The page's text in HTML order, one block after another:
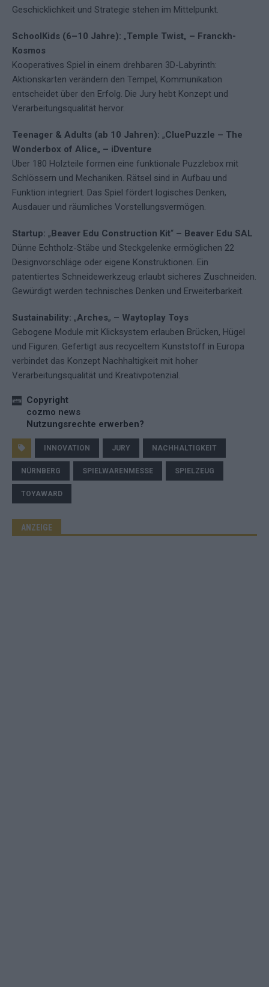
Geschicklichkeit und Strategie stehen im Mittelpunkt.
SchoolKids (6–10 Jahre): „Temple Twist„ – Franckh-
Kosmos
Kooperatives Spiel in einem drehbaren 3D-Labyrinth:
Aktionskarten verändern den Tempel, Kommunikation
entscheidet über den Erfolg. Die Jury hebt Konzept und
Verarbeitungsqualität hervor.
Teenager & Adults (ab 10 Jahren): „CluePuzzle – The
Wonderbox of Alice„ – iDventure
Über 180 Holzteile formen eine funktionale Puzzlebox mit
Schlössern und Mechaniken. Rätsel sind in Aufbau und
Funktion integriert. Das Spiel fördert logisches Denken,
Ausdauer und räumliches Vorstellungsvermögen.
Startup: „Beaver Edu Construction Kit“ – Beaver Edu SAL
Dünne Echtholz-Stäbe und Steckgelenke ermöglichen 22
Designvorschläge oder eigene Konstruktionen. Ein
patentiertes Schneidewerkzeug erlaubt sicheres Zuschneiden.
Gewürdigt werden technisches Denken und Erweiterbarkeit.
Sustainability: „Arches„ – Waytoplay Toys
Gebogene Module mit Klicksystem erlauben Brücken, Hügel
und Figuren. Gefertigt aus recyceltem Kunststoff in Europa
verbindet das Konzept Nachhaltigkeit mit hoher
Verarbeitungsqualität und Kreativpotenzial.
Copyright
cozmo news
Nutzungsrechte erwerben?
INNOVATION JURY NACHHALTIGKEIT
NÜRNBERG SPIELWARENMESSE SPIELZEUG
TOYAWARD
ANZEIGE